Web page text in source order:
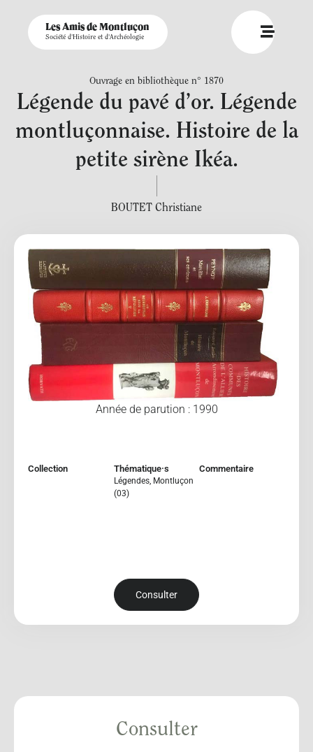
Les Amis de Montluçon
Société d'Histoire et d'Archéologie
Ouvrage en bibliothèque n° 1870
Légende du pavé d’or. Légende
montluçonnaise. Histoire de la
petite sirène Ikéa.
BOUTET Christiane
Année de parution : 1990
Collection Thématique·s
Légendes, Montluçon
(03)
Commentaire
Consulter
Consulter